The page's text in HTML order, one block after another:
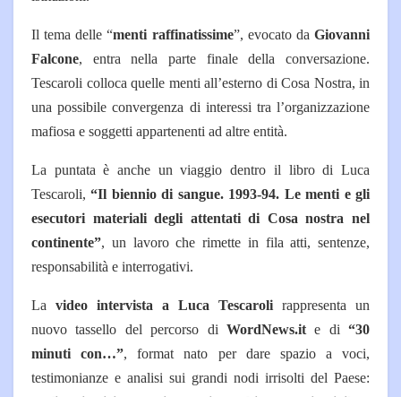
Il tema delle “menti raffinatissime”, evocato daGiovanni
Falcone, entra nella parte finale della conversazione.
Tescaroli colloca quelle menti all’esterno di Cosa Nostra, in
una possibile convergenza di interessi tra l’organizzazione
mafiosa e soggetti appartenenti ad altre entità.
La puntata è anche un viaggio dentro il libro di Luca
Tescaroli,“Il biennio di sangue. 1993-94. Le menti e gli
esecutori materiali degli attentati di Cosa nostra nel
continente”, un lavoro che rimette in fila atti, sentenze,
responsabilità e interrogativi.
La video intervista a Luca Tescarolirappresenta un
nuovo tassello del percorso di WordNews.ite di “30
minuti con…”, format nato per dare spazio a voci,
testimonianze e analisi sui grandi nodi irrisolti del Paese: